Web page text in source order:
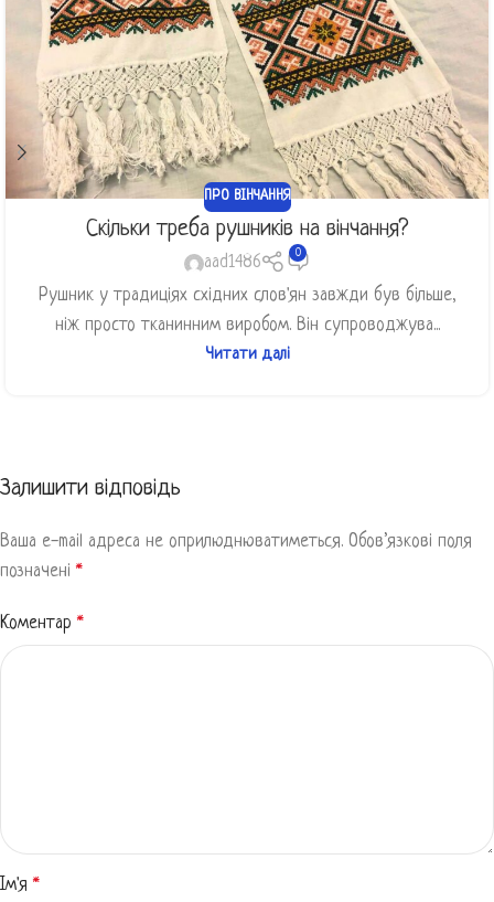
ПРО ВІНЧАННЯ
Скільки треба рушників на вінчання?
aad1486
0
Рушник у традиціях східних слов'ян завжди був більше,
ніж просто тканинним виробом. Він супроводжува...
Читати далі
Залишити відповідь
Ваша e-mail адреса не оприлюднюватиметься. Обов’язкові поля
позначені*
Коментар*
Ім'я*